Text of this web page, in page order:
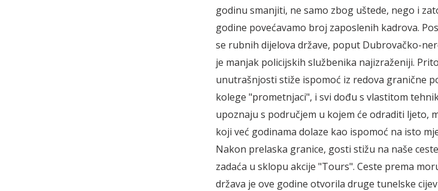
godinu smanjiti, ne samo zbog uštede, nego i
godine povećavamo broj zaposlenih kadrova.
se rubnih dijelova države, poput Dubrovačko-
je manjak policijskih službenika najizraženiji.
unutrašnjosti stiže ispomoć iz redova granične
kolege "prometnjaci", i svi dođu s vlastitom
upoznaju s područjem u kojem će odraditi ljeto,
koji već godinama dolaze kao ispomoć na isto
Nakon prelaska granice, gosti stižu na naše
zadaća u sklopu akcije "Tours". Ceste prema
država je ove godine otvorila druge tunelske